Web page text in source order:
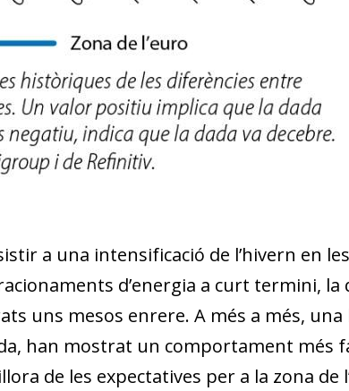
a una intensificació de l’hivern en les
d’energia a curt termini, la
uns mesos enrere. A més a més, una
han mostrat un comportament més
de les expectatives per a la zona de